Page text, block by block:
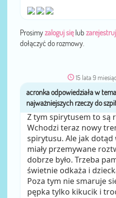
Prosimyzaloguj sięlub
dołączyć do rozmowy.
15 lata 9
przez
Z tym spirytusem to są
Wchodzi teraz nowy
spirytusu. Ale jak dotąd
miały przemywane
dobrze było. Trzeba
świetnie odkaża i
Poza tym nie smaruje
pępka tylko kikucik i